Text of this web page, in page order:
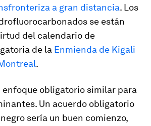
a gran distancia. Los
se están
del calendario de
de la Enmienda de Kigali
.
enfoque obligatorio similar para
Un acuerdo obligatorio
sería un buen comienzo,